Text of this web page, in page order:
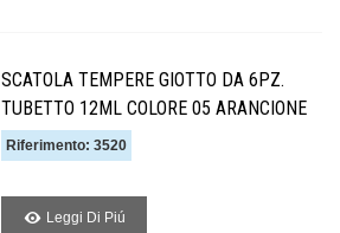
SCATOLA TEMPERE GIOTTO DA 6PZ.
TUBETTO 12ML COLORE 05 ARANCIONE
Riferimento: 3520
Leggi Di Piú